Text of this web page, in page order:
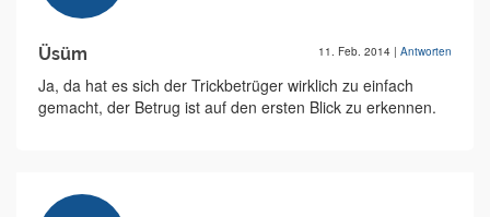
Üsüm 11. Feb. 2014 | Antworten
Ja, da hat es sich der Trickbetrüger wirklich zu einfach
gemacht, der Betrug ist auf den ersten Blick zu erkennen.